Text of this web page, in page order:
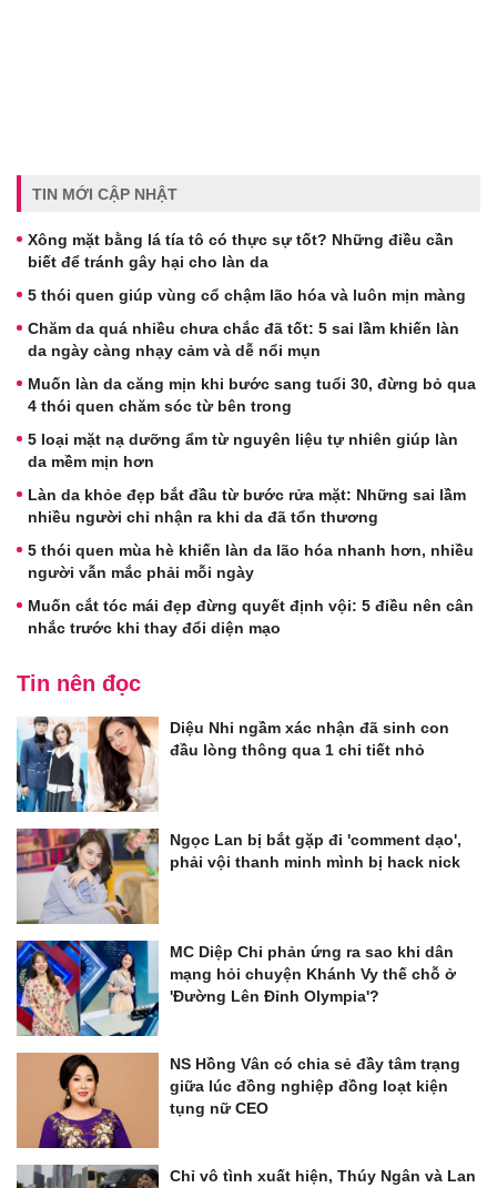
TIN MỚI CẬP NHẬT
Xông mặt bằng lá tía tô có thực sự tốt? Những điều cần
biết để tránh gây hại cho làn da
5 thói quen giúp vùng cổ chậm lão hóa và luôn mịn màng
Chăm da quá nhiều chưa chắc đã tốt: 5 sai lầm khiến làn
da ngày càng nhạy cảm và dễ nổi mụn
Muốn làn da căng mịn khi bước sang tuổi 30, đừng bỏ qua
4 thói quen chăm sóc từ bên trong
5 loại mặt nạ dưỡng ẩm từ nguyên liệu tự nhiên giúp làn
da mềm mịn hơn
Làn da khỏe đẹp bắt đầu từ bước rửa mặt: Những sai lầm
nhiều người chỉ nhận ra khi da đã tổn thương
5 thói quen mùa hè khiến làn da lão hóa nhanh hơn, nhiều
người vẫn mắc phải mỗi ngày
Muốn cắt tóc mái đẹp đừng quyết định vội: 5 điều nên cân
nhắc trước khi thay đổi diện mạo
Tin nên đọc
Diệu Nhi ngầm xác nhận đã sinh con
đầu lòng thông qua 1 chi tiết nhỏ
Ngọc Lan bị bắt gặp đi 'comment dạo',
phải vội thanh minh mình bị hack nick
MC Diệp Chi phản ứng ra sao khi dân
mạng hỏi chuyện Khánh Vy thế chỗ ở
'Đường Lên Đỉnh Olympia'?
NS Hồng Vân có chia sẻ đầy tâm trạng
giữa lúc đồng nghiệp đồng loạt kiện
tụng nữ CEO
Chỉ vô tình xuất hiện, Thúy Ngân và Lan